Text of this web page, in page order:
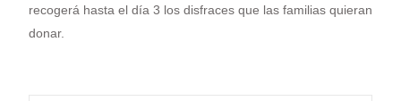
recogerá hasta el día 3 los disfraces que las familias quieran
donar.